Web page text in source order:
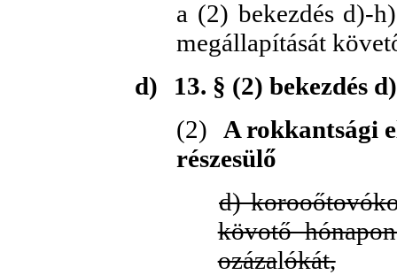
a (2) bekezdés d)-
megállapítását
d)
13. § (2) bekezdés
(2)
A rokkantsági
részesülő
d)
kövotő
ozázalókát,